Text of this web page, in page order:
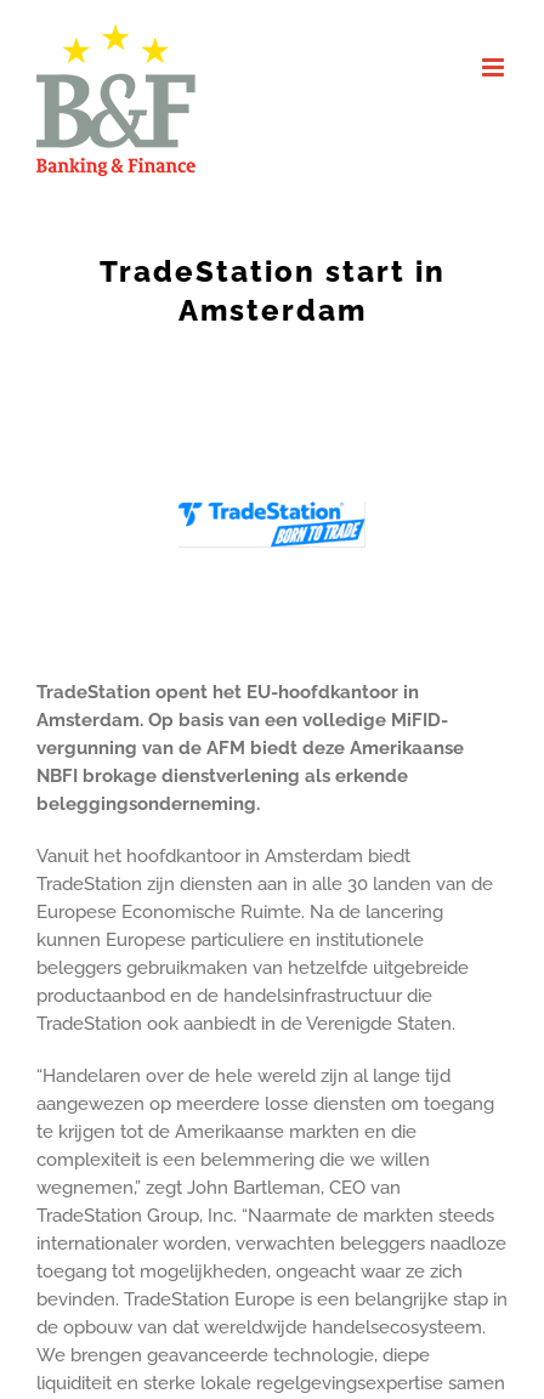
TradeStation start in
Amsterdam
TradeStation opent het EU-hoofdkantoor in
Amsterdam. Op basis van een volledige MiFID-
vergunning van de AFM biedt deze Amerikaanse
NBFI brokage dienstverlening als erkende
beleggingsonderneming.
Vanuit het hoofdkantoor in Amsterdam biedt
TradeStation zijn diensten aan in alle 30 landen van de
Europese Economische Ruimte. Na de lancering
kunnen Europese particuliere en institutionele
beleggers gebruikmaken van hetzelfde uitgebreide
productaanbod en de handelsinfrastructuur die
TradeStation ook aanbiedt in de Verenigde Staten.
“Handelaren over de hele wereld zijn al lange tijd
aangewezen op meerdere losse diensten om toegang
te krijgen tot de Amerikaanse markten en die
complexiteit is een belemmering die we willen
wegnemen,” zegt John Bartleman, CEO van
TradeStation Group, Inc. “Naarmate de markten steeds
internationaler worden, verwachten beleggers naadloze
toegang tot mogelijkheden, ongeacht waar ze zich
bevinden. TradeStation Europe is een belangrijke stap in
de opbouw van dat wereldwijde handelsecosysteem.
We brengen geavanceerde technologie, diepe
liquiditeit en sterke lokale regelgevingsexpertise samen